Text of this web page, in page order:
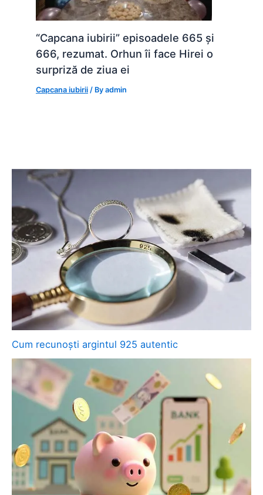
“Capcana iubirii” episoadele 665 și
666, rezumat. Orhun îi face Hirei o
surpriză de ziua ei
Capcana iubirii / Byadmin
Cum recunoști argintul 925 autentic